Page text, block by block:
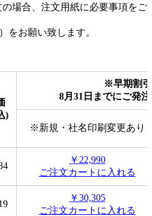
場合、注文用紙に必要事項をご
をお願い致します。
)
※早期割
8月31日までにご発
※新規・社名印刷変更あり
￥22,990
ご注文カートに入れる
￥30,305
ご注文カートに入れる